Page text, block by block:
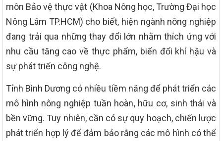
môn Bảo vệ thực vật (Khoa Nông học, Trường Đại học
Nông Lâm TP.HCM) cho biết, hiện ngành nông nghiệp
đang trải qua những thay đổi lớn nhằm thích ứng với
nhu cầu tăng cao về thực phẩm, biến đổi khí hậu và
sự phát triển công nghệ.
Tỉnh Bình Dương có nhiều tiềm năng để phát triển các
mô hình nông nghiệp tuần hoàn, hữu cơ, sinh thái và
bền vững. Tuy nhiên, cần có sự quy hoạch, chiến lược
phát triển hợp lý để đảm bảo rằng các mô hình có thể